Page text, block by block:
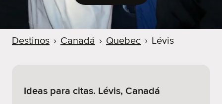
Destinos › Canadá › Quebec › Lévis
Ideas para citas. Lévis, Canadá